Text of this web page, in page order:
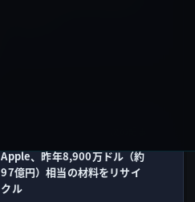
Apple、昨年8,900万ドル（約
97億円）相当の材料をリサイ
クル